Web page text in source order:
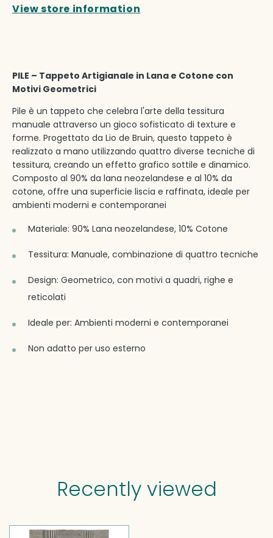
View store information
PILE – Tappeto Artigianale in Lana e Cotone con
Motivi Geometrici
Pile è un tappeto che celebra l'arte della tessitura
manuale attraverso un gioco sofisticato di texture e
forme. Progettato da Lio de Bruin, questo tappeto è
realizzato a mano utilizzando quattro diverse tecniche di
tessitura, creando un effetto grafico sottile e dinamico.
Composto al 90% da lana neozelandese e al 10% da
cotone, offre una superficie liscia e raffinata, ideale per
ambienti moderni e contemporanei
Materiale: 90% Lana neozelandese, 10% Cotone
Tessitura: Manuale, combinazione di quattro tecniche
Design: Geometrico, con motivi a quadri, righe e
reticolati
Ideale per: Ambienti moderni e contemporanei
Non adatto per uso esterno
Recently viewed